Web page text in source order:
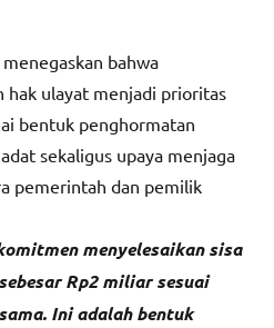
bahwa
hak ulayat menjadi prioritas
bentuk penghormatan
sekaligus upaya menjaga
pemerintah dan pemilik
menyelesaikan sisa
Rp2 miliar sesuai
Ini adalah bentuk